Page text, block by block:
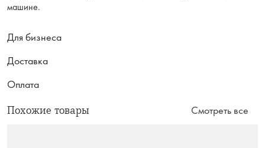
машине.
Для бизнеса
Доставка
Оплата
Похожие товары Смотреть все